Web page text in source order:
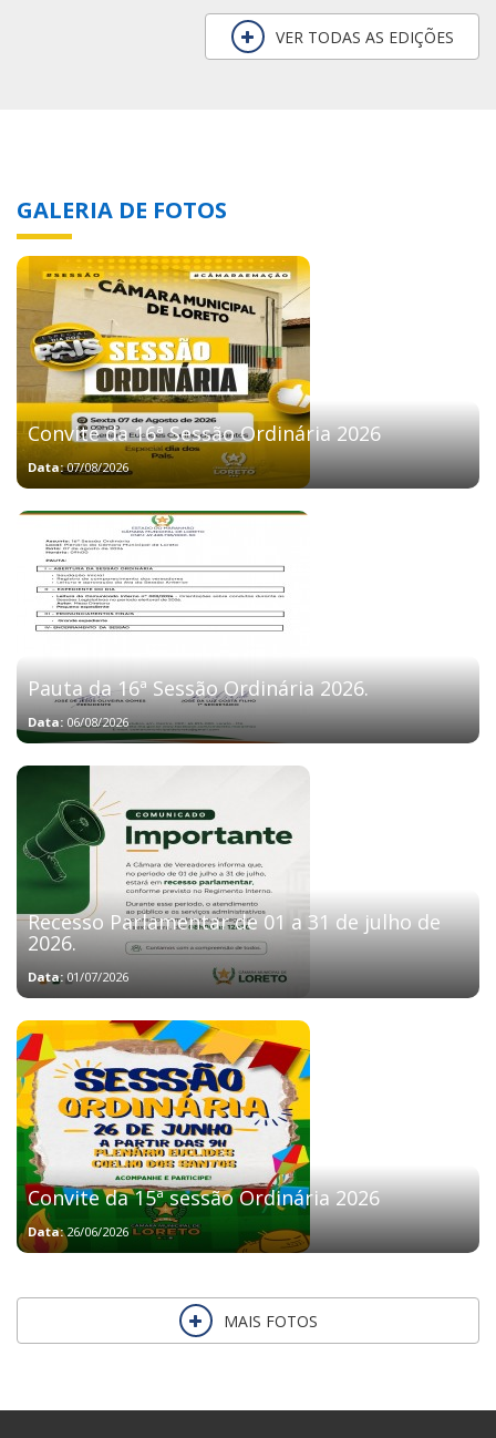
VER TODAS AS EDIÇÕES
GALERIA DE FOTOS
Convite da 16ª Sessão Ordinária 2026
Data:07/08/2026
Pauta da 16ª Sessão Ordinária 2026.
Data: 06/08/2026
Recesso Parlamentar de 01 a 31 de julho de
2026.
Data:01/07/2026
Convite da 15ª sessão Ordinária 2026
Data:26/06/2026
MAIS FOTOS